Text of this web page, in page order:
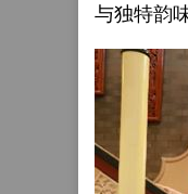
与独特韵